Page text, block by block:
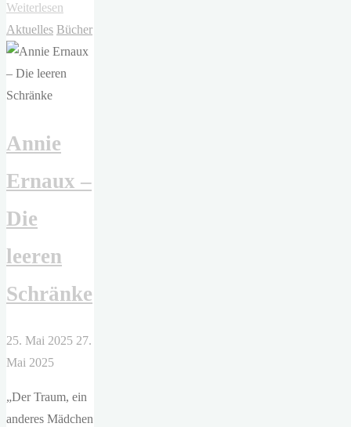
Weiterlesen
Carter
–
Die
Aktuelles Bücher
Annie
Ernaux –
Die
leeren
Schränke
25. Mai 2025 27.
Mai 2025
„Der Traum, ein
anderes Mädchen